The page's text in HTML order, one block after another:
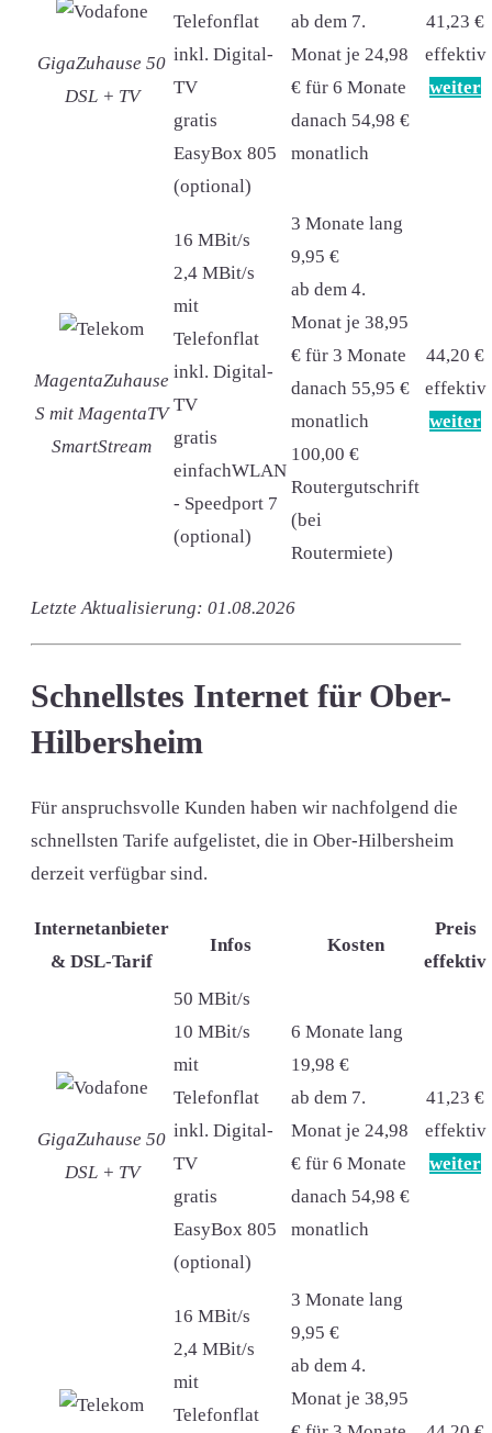
GigaZuhause 50
DSL + TV
Telefonflat
inkl. Digital-
TV
gratis
EasyBox 805
(optional)
ab dem 7.
Monat je 24,98
€ für 6 Monate
danach 54,98 €
monatlich
41,23 €
effektiv
weiter
MagentaZuhause
S mit MagentaTV
SmartStream
16 MBit/s
2,4 MBit/s
mit
Telefonflat
inkl. Digital-
TV
gratis
einfachWLAN
- Speedport 7
(optional)
3 Monate lang
9,95 €
ab dem 4.
Monat je 38,95
€ für 3 Monate
danach 55,95 €
monatlich
100,00 €
Routergutschrift
(bei
Routermiete)
44,20 €
effektiv
weiter
Letzte Aktualisierung: 01.08.2026
Schnellstes Internet für Ober-
Hilbersheim
Für anspruchsvolle Kunden haben wir nachfolgend die
schnellsten Tarife aufgelistet, die in Ober-Hilbersheim
derzeit verfügbar sind.
Internetanbieter
& DSL-Tarif
Infos Kosten
Preis
effektiv
GigaZuhause 50
DSL + TV
50 MBit/s
10 MBit/s
mit
Telefonflat
inkl. Digital-
TV
gratis
EasyBox 805
(optional)
6 Monate lang
19,98 €
ab dem 7.
Monat je 24,98
€ für 6 Monate
danach 54,98 €
monatlich
41,23 €
effektiv
weiter
16 MBit/s
2,4 MBit/s
mit
Telefonflat
3 Monate lang
9,95 €
ab dem 4.
Monat je 38,95